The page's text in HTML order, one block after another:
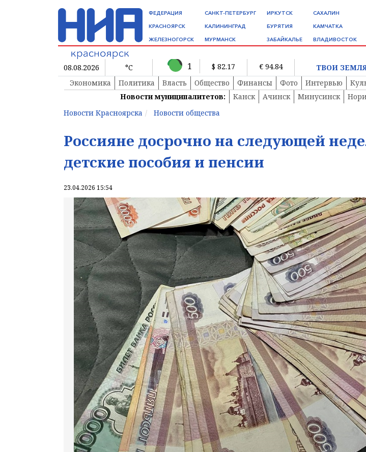
ФЕДЕРАЦИЯ
КРАСНОЯРСК
ЖЕЛЕЗНОГОРСК
САНКТ-ПЕТЕРБУРГ
КАЛИНИНГРАД
МУРМАНСК
ИРКУТСК
БУРЯТИЯ
ЗАБАЙКАЛЬЕ
САХАЛИН
КАМЧАТКА
ВЛАДИВОСТОК
08.08.2026 °C 1 $ 82.17 € 94.84
ТВОИ
Экономика
Политика Власть Общество Финансы Фото Интервью
Новости муниципалитетов:
Канск Ачинск Минусинск
Новости Красноярска
Новости общества
Россияне досрочно на следующей
детские пособия и пенсии
23.04.2026 15:54